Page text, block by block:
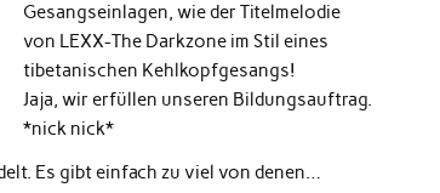
Gesangseinlagen, wie der Titelmelodie
von LEXX-The Darkzone im Stil eines
tibetanischen Kehlkopfgesangs!
Jaja, wir erfüllen unseren Bildungsauftrag.
*nick nick*
Es gibt einfach zu viel von denen…